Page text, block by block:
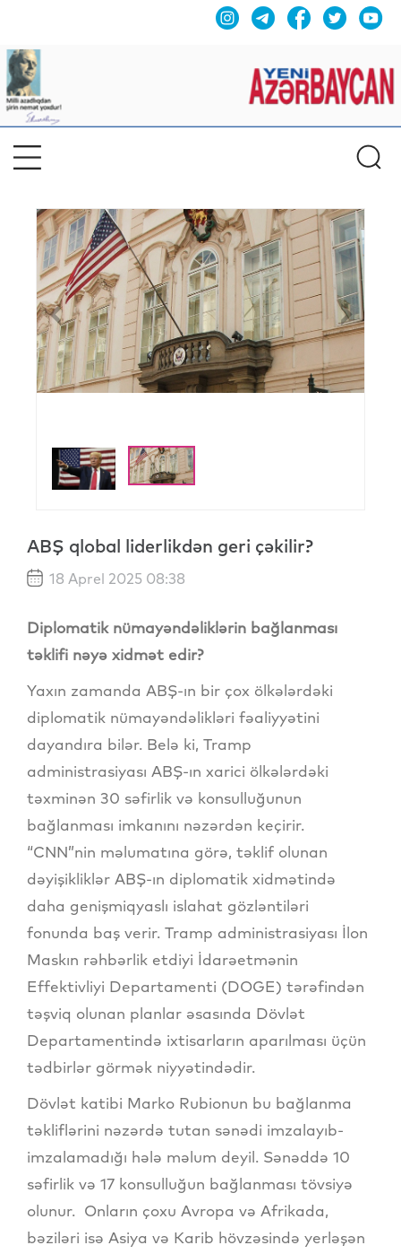
Previous
ABŞ qlobal liderlikdən geri çəkilir?
18 Aprel 2025 08:38
Diplomatik nümayəndəliklərin bağlanması
təklifi nəyə xidmət edir?
Yaxın zamanda ABŞ-ın bir çox ölkələrdəki
diplomatik nümayəndəlikləri fəaliyyətini
dayandıra bilər. Belə ki, Tramp
administrasiyası ABŞ-ın xarici ölkələrdəki
təxminən 30 səfirlik və konsulluğunun
bağlanması imkanını nəzərdən keçirir.
“CNN”nin məlumatına görə, təklif olunan
dəyişikliklər ABŞ-ın diplomatik xidmətində
daha genişmiqyaslı islahat gözləntiləri
fonunda baş verir. Tramp administrasiyası İlon
Maskın rəhbərlik etdiyi İdarəetmənin
Effektivliyi Departamenti (DOGE) tərəfindən
təşviq olunan planlar əsasında Dövlət
Departamentində ixtisarların aparılması üçün
tədbirlər görmək niyyətindədir.
Dövlət katibi Marko Rubionun bu bağlanma
təkliflərini nəzərdə tutan sənədi imzalayıb-
imzalamadığı hələ məlum deyil. Sənəddə 10
səfirlik və 17 konsulluğun bağlanması tövsiyə
olunur. Onların çoxu Avropa və Afrikada,
bəziləri isə Asiya və Karib hövzəsində yerləşən